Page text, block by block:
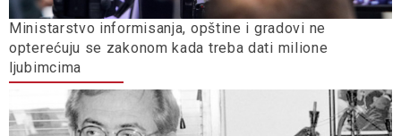
Ministarstvo informisanja, opštine i gradovi ne
opterećuju se zakonom kada treba dati milione
ljubimcima